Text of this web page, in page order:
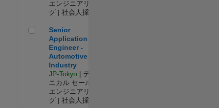
エンジニアリン
グ | 社会人採用
Senior Application Engineer - Automotive Industry
Senior
Application
Engineer -
Automotive
Industry
JP-Tokyo | テク
ニカル セールス
エンジニアリン
グ | 社会人採用